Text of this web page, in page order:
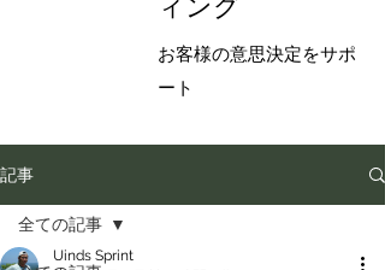
ィング
お客様の意思決定をサポ
ート
記事
全ての記事
Uinds Sprint